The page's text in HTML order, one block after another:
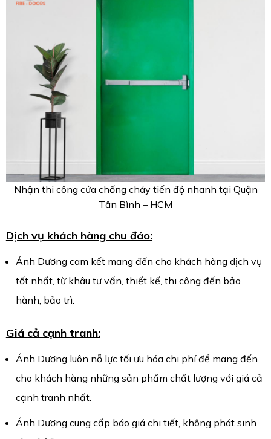
Nhận thi công cửa chống cháy tiến độ nhanh tại Quận
Tân Bình – HCM
Dịch vụ khách hàng chu đáo:
Ánh Dương cam kết mang đến cho khách hàng dịch vụ
tốt nhất, từ khâu tư vấn, thiết kế, thi công đến bảo
hành, bảo trì.
Giá cả cạnh tranh:
Ánh Dương luôn nỗ lực tối ưu hóa chi phí để mang đến
cho khách hàng những sản phẩm chất lượng với giá cả
cạnh tranh nhất.
Ánh Dương cung cấp báo giá chi tiết, không phát sinh